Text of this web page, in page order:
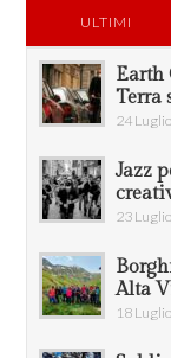
ULTIMI
Earth
Terra
24
Jazz
23
Alta
18